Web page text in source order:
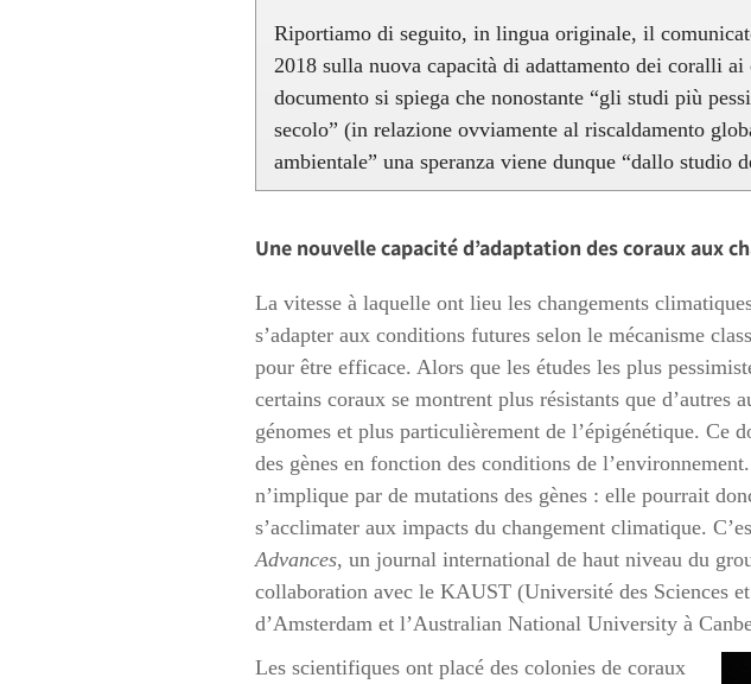
Riportiamo di seguito, in lingua originale, il
2018 sulla nuova capacità di adattamento dei coralli
documento si spiega che nonostante “gli studi più
secolo” (in relazione ovviamente al riscaldamento
ambientale” una speranza viene dunque “dallo studio
Une nouvelle capacité d’adaptation des coraux aux
La vitesse à laquelle ont lieu les changements
s’adapter aux conditions futures selon le mécanisme
pour être efficace. Alors que les études les plus
certains coraux se montrent plus résistants que d’autres
génomes et plus particulièrement de l’épigénétique. Ce
des gènes en fonction des conditions de
n’implique par de mutations des gènes : elle pourrait
s’acclimater aux impacts du changement climatique.
Advances, un journal international de haut niveau du
collaboration avec le KAUST (Université des Sciences
d’Amsterdam et l’Australian National University à
Les scientifiques ont placé des colonies de coraux